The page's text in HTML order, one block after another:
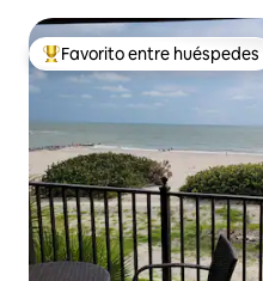
De los mejores en Favorito
Favorito entre huéspedes